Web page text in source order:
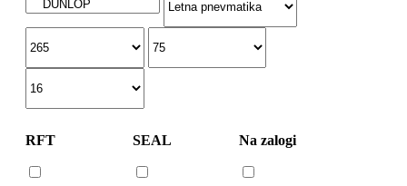
RFT SEAL Na zalogi